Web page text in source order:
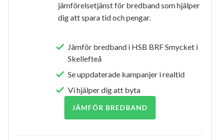
jämförelsetjänst för bredband som hjälper
dig att spara tid och pengar.
Jämför bredband i HSB BRF Smycket i
Skellefteå
Se uppdaterade kampanjer i realtid
Vi hjälper dig att byta
JÄMFÖR BREDBAND